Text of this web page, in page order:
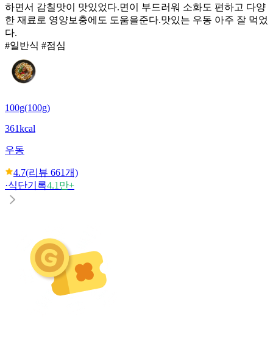
하면서 감칠맛이 맛있었다.면이 부드러워 소화도 편하고 다양
한 재료로 영양보충에도 도움을준다.맛있는 우동 아주 잘 먹었
다.
#일반식 #점심
100g(100g)
361kcal
우동
4.7(리뷰 661개)
·식단기록4.1만+